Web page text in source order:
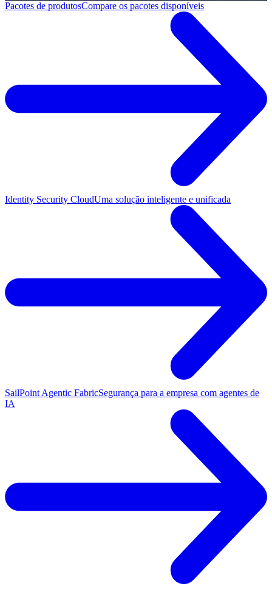
Pacotes de produtosCompare os pacotes disponíveis
Identity Security CloudUma solução inteligente e unificada
SailPoint Agentic FabricSegurança para a empresa com agentes de
IA